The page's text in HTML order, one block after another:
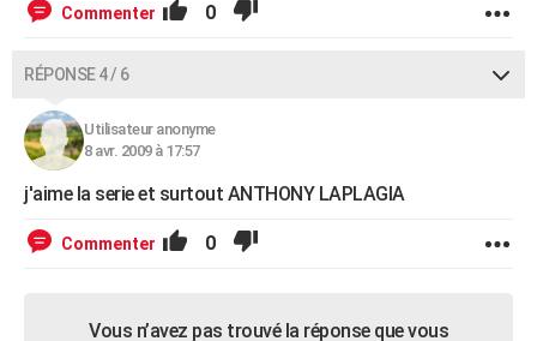
Commenter 0
RÉPONSE 4 / 6
Utilisateur anonyme
8 avr. 2009 à 17:57
j'aime la serie et surtout ANTHONY LAPLAGIA
Commenter 0
Vous n’avez pas trouvé la réponse que vous